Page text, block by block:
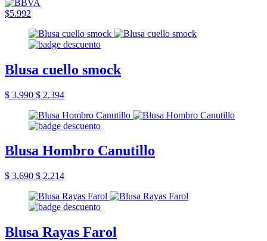
$5.992
Blusa cuello smock
$ 3.990 $ 2.394
Blusa Hombro Canutillo
$ 3.690 $ 2.214
Blusa Rayas Farol